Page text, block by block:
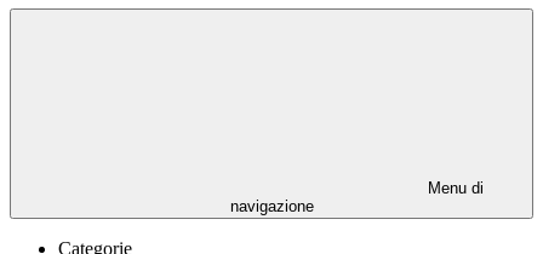
Menu di
navigazione
Categorie